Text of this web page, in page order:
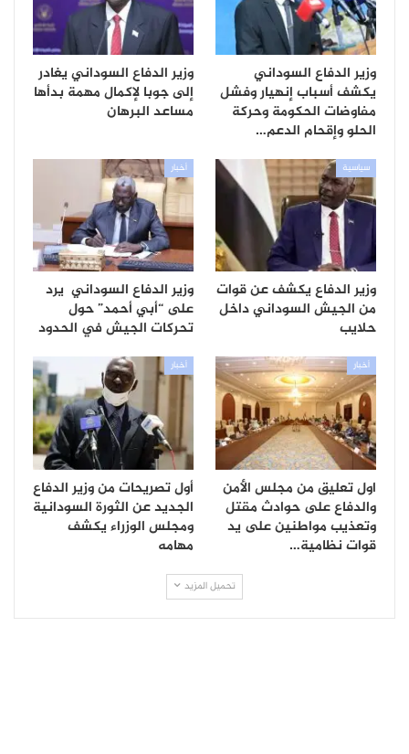
وزير الدفاع السوداني
يكشف أسباب إنهيار وفشل
مفاوضات الحكومة وحركة
الحلو وإقحام الدعم…
وزير الدفاع السوداني يغادر
إلى جوبا لإكمال مهمة بدأها
مساعد البرهان
سياسية
وزير الدفاع يكشف عن قوات
من الجيش السوداني داخل
حلايب
أخبار
وزير الدفاع السوداني يرد
على “أبي أحمد” حول
تحركات الجيش في الحدود
أخبار
اول تعليق من مجلس الأمن
والدفاع على حوادث مقتل
وتعذيب مواطنين على يد
قوات نظامية…
أخبار
أول تصريحات من وزير الدفاع
الجديد عن الثورة السودانية
ومجلس الوزراء يكشف
مهامه
تحميل المزيد